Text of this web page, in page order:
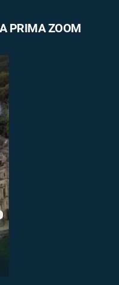
PRIMA ZOOM